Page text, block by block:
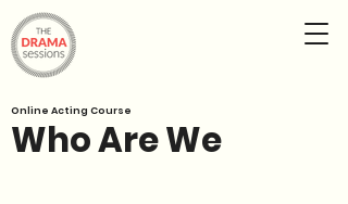
Who Are We
Online Acting Course